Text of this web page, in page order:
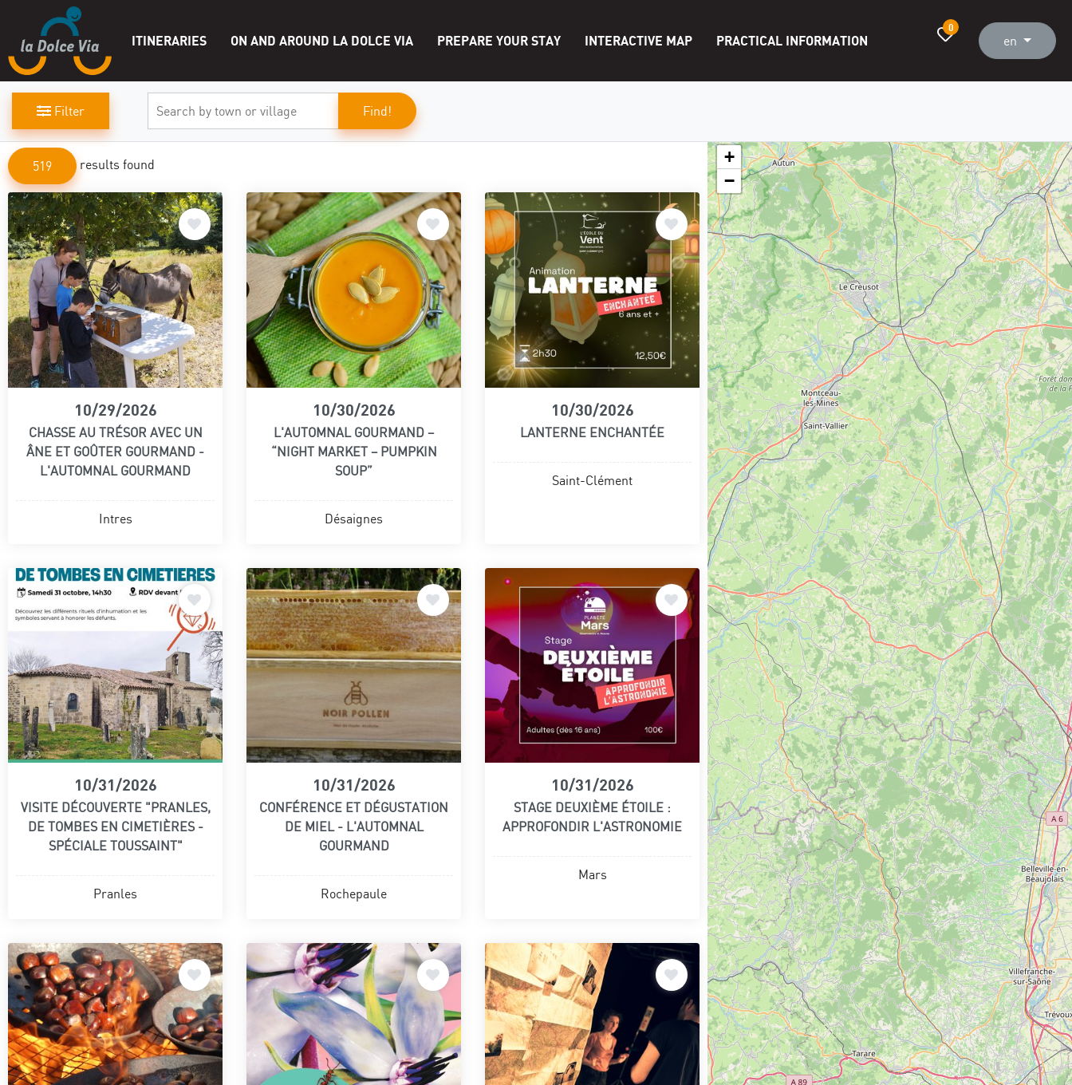
ITINERARIES ON AND AROUND LA DOLCE VIA PREPARE YOUR STAY INTERACTIVE MAP PRACTICAL INFORMATION
0
en
Filter Find!
519 results found
10/29/2026
CHASSE AU TRÉSOR AVEC UN
ÂNE ET GOÛTER GOURMAND -
L'AUTOMNAL GOURMAND
Intres
10/30/2026
L'AUTOMNAL GOURMAND –
“NIGHT MARKET – PUMPKIN
SOUP”
Désaignes
10/30/2026
LANTERNE ENCHANTÉE
Saint-Clément
10/31/2026
VISITE DÉCOUVERTE "PRANLES,
DE TOMBES EN CIMETIÈRES -
SPÉCIALE TOUSSAINT"
Pranles
10/31/2026
CONFÉRENCE ET DÉGUSTATION
DE MIEL - L'AUTOMNAL
GOURMAND
Rochepaule
10/31/2026
STAGE DEUXIÈME ÉTOILE :
APPROFONDIR L'ASTRONOMIE
Mars
+
−